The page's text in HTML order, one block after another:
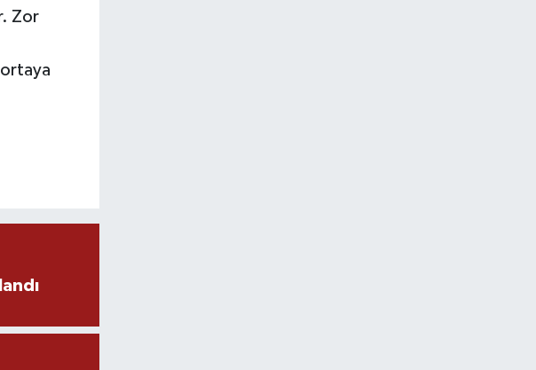
Zor
ortaya